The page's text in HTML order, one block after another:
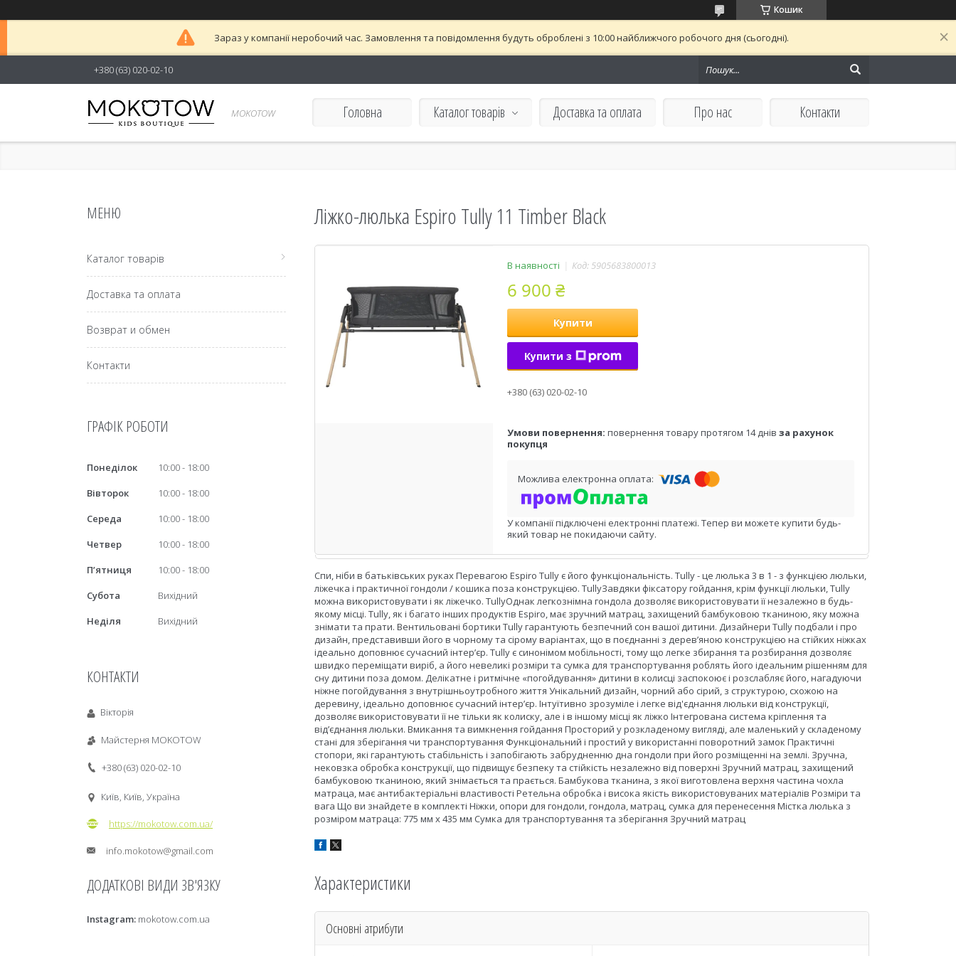
Кошик
Зараз у компанії неробочий час. Замовлення та повідомлення будуть оброблені з 10:00 найближчого робочого дня (сьогодні).
+380 (63) 020-02-10
MOKOTOW Головна Каталог товарів Доставка та оплата Про нас Контакти
Ліжко-люлька Espiro Tully 11 Timber Black
В наявності Код: 5905683800013
6 900 ₴
Купити
Купити з
+380 (63) 020-02-10
повернення товару протягом 14 днів за рахунок
покупця
У компанії підключені електронні платежі. Тепер ви можете купити будь-
який товар не покидаючи сайту.
Спи, ніби в батьківських руках Перевагою Espiro Tully є його функціональність. Tully - це люлька 3 в 1 - з функцією люльки,
ліжечка і практичної гондоли / кошика поза конструкцією. TullyЗавдяки фіксатору гойдання, крім функції люльки, Tully
можна використовувати і як ліжечко. TullyОднак легкознімна гондола дозволяє використовувати її незалежно в будь-
якому місці. Tully, як і багато інших продуктів Espiro, має зручний матрац, захищений бамбуковою тканиною, яку можна
знімати та прати. Вентильовані бортики Tully гарантують безпечний сон вашої дитини. Дизайнери Tully подбали і про
дизайн, представивши його в чорному та сірому варіантах, що в поєднанні з дерев’яною конструкцією на стійких ніжках
ідеально доповнює сучасний інтер’єр. Tully є синонімом мобільності, тому що легке збирання та розбирання дозволяє
швидко переміщати виріб, а його невеликі розміри та сумка для транспортування роблять його ідеальним рішенням для
сну дитини поза домом. Делікатне і ритмічне «погойдування» дитини в колисці заспокоює і розслабляє його, нагадуючи
ніжне погойдування з внутрішньоутробного життя Унікальний дизайн, чорний або сірий, з структурою, схожою на
деревину, ідеально доповнює сучасний інтер’єр. Інтуїтивно зрозуміле і легке від'єднання люльки від конструкції,
дозволяє використовувати її не тільки як колиску, але і в іншому місці як ліжко Інтегрована система кріплення та
від’єднання люльки. Вмикання та вимкнення гойдання Просторий у розкладеному вигляді, але маленький у складеному
стані для зберігання чи транспортування Функціональний і простий у використанні поворотний замок Практичні
стопори, які гарантують стабільність і запобігають забрудненню дна гондоли при його розміщенні на землі. Зручна,
нековзка обробка конструкції, що підвищує безпеку та стійкість незалежно від поверхні Зручний матрац, захищений
бамбуковою тканиною, який знімається та прається. Бамбукова тканина, з якої виготовлена ​​верхня частина чохла
матраца, має антибактеріальні властивості Ретельна обробка і висока якість використовуваних матеріалів Розміри та
вага Що ви знайдете в комплекті Ніжки, опори для гондоли, гондола, матрац, сумка для перенесення Містка люлька з
розміром матраца: 775 мм х 435 мм Сумка для транспортування та зберігання Зручний матрац
Характеристики
Основні атрибути
Каталог товарів
Доставка та оплата
Возврат и обмен
Контакти
ГРАФІК РОБОТИ
Понеділок 10:00
18:00
Вівторок
10:00
18:00
Середа
10:00
18:00
Четвер
10:00
18:00
Пʼятниця
10:00
18:00
Субота
Вихідний
Неділя
Вихідний
КОНТАКТИ
Вікторія
Майстерня MOKOTOW
+380 (63) 020-02-10
Київ, Київ, Україна
https://mokotow.com.ua/
info.mokotow@gmail.com
Instagram mokotow.com.ua